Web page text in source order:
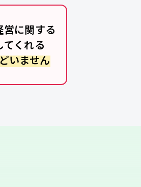
に関する
てくれる
いません